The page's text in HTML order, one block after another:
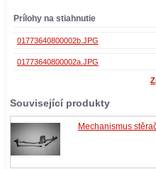
Prílohy na stiahnutie
01773640800002b.JPG
01773640800002a.JPG
Související produkty
Mechanismus